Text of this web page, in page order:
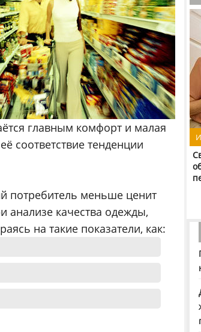
главным комфорт и малая
соответствие тенденции
потребитель меньше ценит
анализе качества одежды,
на такие показатели, как: